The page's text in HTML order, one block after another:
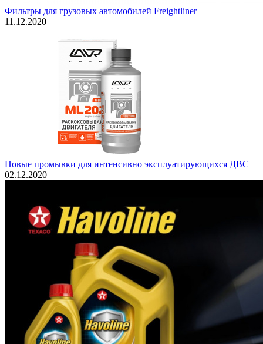
Фильтры для грузовых автомобилей Freightliner
11.12.2020
Новые промывки для интенсивно эксплуатирующихся ДВС
02.12.2020